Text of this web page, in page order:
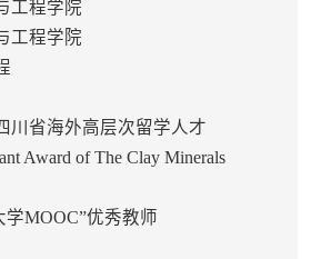
工程学院
工程学院
川省海外高层次留学人才
Award of The Clay Minerals
学MOOC”优秀教师